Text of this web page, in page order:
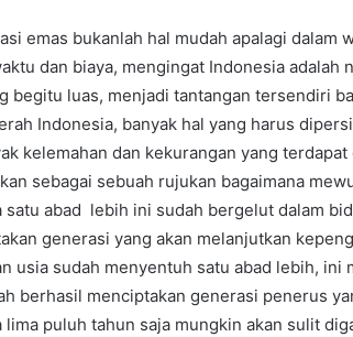
emas bukanlah hal mudah apalagi dalam
dan biaya, mengingat Indonesia adalah
begitu luas, menjadi tantangan tersendiri
Indonesia, banyak hal yang harus
kelemahan dan kekurangan yang
sebagai sebuah rujukan bagaimana
satu abad lebih ini sudah bergelut dalam
generasi yang akan melanjutkan
usia sudah menyentuh satu abad lebih, ini
berhasil menciptakan generasi penerus
lima puluh tahun saja mungkin akan sulit